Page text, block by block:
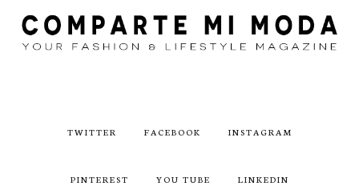
TWITTER FACEBOOK INSTAGRAM
PINTEREST YOU TUBE LINKEDIN